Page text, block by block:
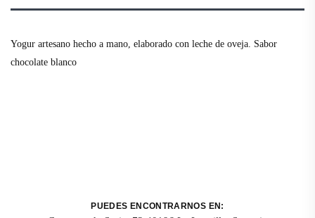
Yogur artesano hecho a mano, elaborado con leche de oveja. Sabor
chocolate blanco
PUEDES ENCONTRARNOS EN: